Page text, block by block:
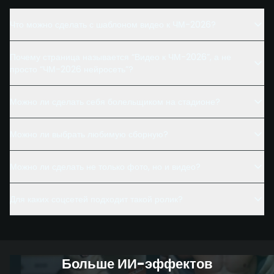
Больше ИИ-эффектов